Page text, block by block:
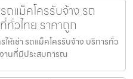
รถแม็คโครรับจ้าง รถ
ทั่วไทย ราคาถูก
ให้เช่า รถแม็คโครรับจ้าง บริการทั่ว
านที่มีประสบการณ